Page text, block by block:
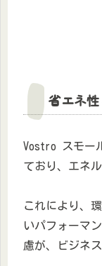
省エネ
Vostro スモー
ており、エネ
これにより、
いパフォーマ
慮が、ビジネ